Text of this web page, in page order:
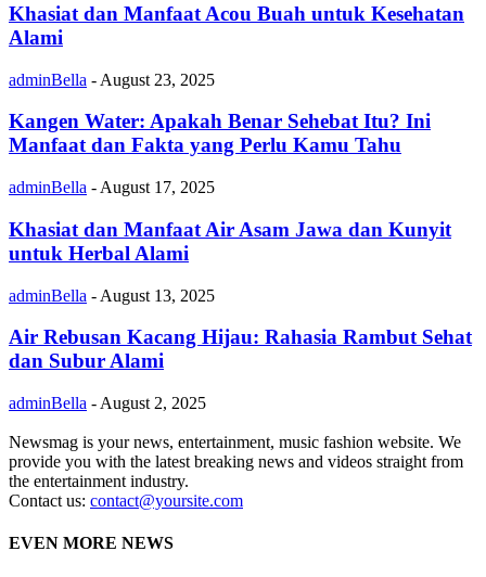
Khasiat dan Manfaat Acou Buah untuk Kesehatan
Alami
adminBella - August 23, 2025
Kangen Water: Apakah Benar Sehebat Itu? Ini
Manfaat dan Fakta yang Perlu Kamu Tahu
adminBella - August 17, 2025
Khasiat dan Manfaat Air Asam Jawa dan Kunyit
untuk Herbal Alami
adminBella - August 13, 2025
Air Rebusan Kacang Hijau: Rahasia Rambut Sehat
dan Subur Alami
adminBella - August 2, 2025
Newsmag is your news, entertainment, music fashion website. We
provide you with the latest breaking news and videos straight from
the entertainment industry.
Contact us: contact@yoursite.com
EVEN MORE NEWS